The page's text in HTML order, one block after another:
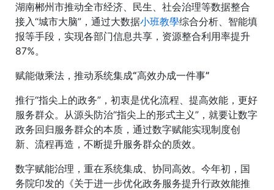
湖南郴州市推动全市经济、民生、社会治理等数据整合
接入“城市大脑”，通过大数据小班教學综合分析、智能填
报等手段，实现各部门信息共享，资源整合利用率提升
87%。
赋能做乘法，推动系统集成“高效办成一件事”
推行“指尖上的政务”，初衷是优化流程、提高效能，更好
服务群众。从源头防治“指尖上的形式主义”，就要让数字
政务回归服务群众的本质，通过数字赋能实现制度创
新、流程再造，不断提升服务群众的质效。
数字赋能治理，重在系统集成、协同高效。今年初，国
务院印发的《关于进一步优化政务服务提升行政效能推